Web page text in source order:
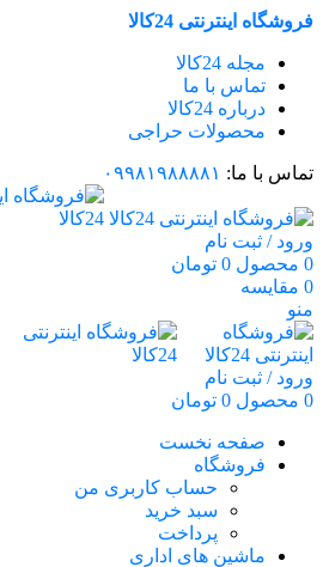
فروشگاه اینترنتی 24کالا
مجله 24کالا
تماس با ما
درباره 24کالا
محصولات حراجی
تماس با ما: ۰۹۹۸۱۹۸۸۸۸۱
ورود / ثبت نام
0 محصول 0 تومان
0 مقایسه
منو
ورود / ثبت نام
0 محصول 0 تومان
صفحه نخست
فروشگاه
حساب کاربری من
سبد خرید
پرداخت
ماشین های اداری